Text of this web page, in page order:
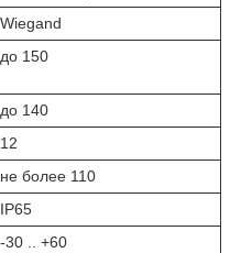
Wiegand
до 150
до 140
12
не более 110
IP65
-30 .. +60